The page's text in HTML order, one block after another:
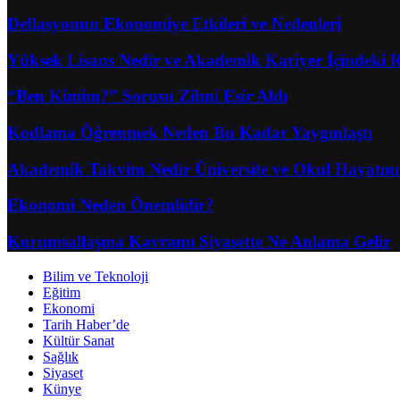
Deflasyonun Ekonomiye Etkileri ve Nedenleri
Yüksek Lisans Nedir ve Akademik Kariyer İçindeki
“Ben Kimim?” Sorusu Zihni Esir Aldı
Kodlama Öğrenmek Neden Bu Kadar Yaygınlaştı
Akademik Takvim Nedir Üniversite ve Okul
Ekonomi Neden Önemlidir?
Kurumsallaşma Kavramı Siyasette Ne Anlama Gelir
Bilim ve Teknoloji
Eğitim
Ekonomi
Tarih Haber’de
Kültür Sanat
Sağlık
Siyaset
Künye